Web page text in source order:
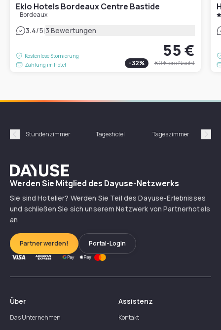
Eklo Hotels Bordeaux Centre Bastide
Bordeaux
3.4/5|3 Bewertungen
Kostenlose Stornierung
Zahlung im Hotel
55 €
-32% 80 €pro Nacht
Précédent
Stundenzimmer Tageshotel Tageszimmer
Dayuse
Werden Sie Mitglied des Dayuse-Netzwerks
Sie sind Hotelier? Werden Sie Teil des Dayuse-Erlebnisses
und schließen Sie sich unserem Netzwerk von Partnerhotels
an
Partner werden! Portal-Login
Über
Das Unternehmen
Assistenz
Kontakt